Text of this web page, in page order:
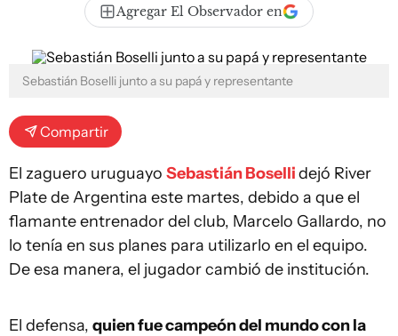
Agregar El Observador en
Sebastián Boselli junto a su papá y representante
Compartir
El zaguero uruguayo Sebastián Bosellidejó River
Plate de Argentina este martes, debido a que el
flamante entrenador del club, Marcelo Gallardo, no
lo tenía en sus planes para utilizarlo en el equipo.
De esa manera, el jugador cambió de institución.
El defensa, quien fue campeón del mundo con la